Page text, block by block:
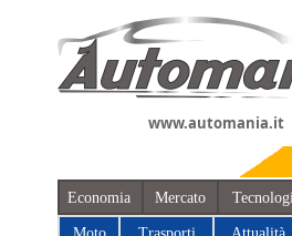
www.automania.it
Economia Mercato